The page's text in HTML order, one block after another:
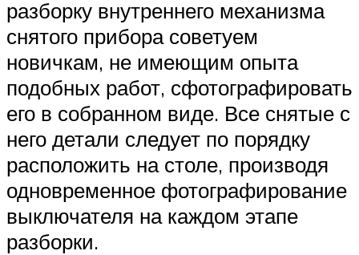
разборку внутреннего механизма
снятого прибора советуем
новичкам, не имеющим опыта
подобных работ, сфотографировать
его в собранном виде. Все снятые с
него детали следует по порядку
расположить на столе, производя
одновременное фотографирование
выключателя на каждом этапе
разборки.